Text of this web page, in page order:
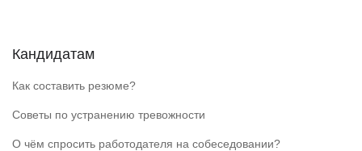
Кандидатам
Как составить резюме?
Советы по устранению тревожности
О чём спросить работодателя на собеседовании?